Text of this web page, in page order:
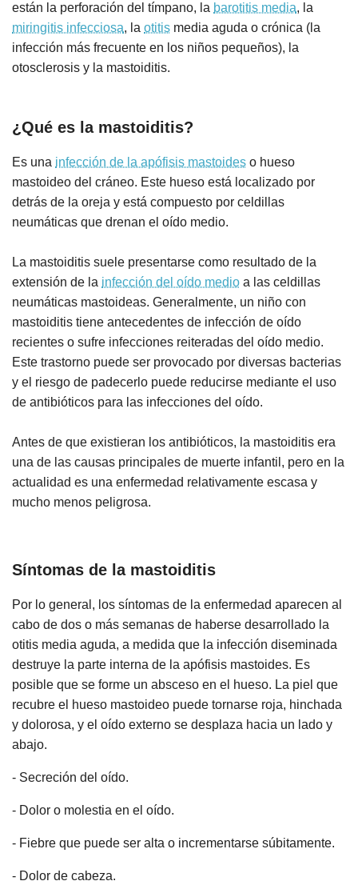
están la perforación del tímpano, la barotitis media, la
miringitis infecciosa, la otitis media aguda o crónica (la
infección más frecuente en los niños pequeños), la
otosclerosis y la mastoiditis.
¿Qué es la mastoiditis?
Es una infección de la apófisis mastoides o hueso
mastoideo del cráneo. Este hueso está localizado por
detrás de la oreja y está compuesto por celdillas
neumáticas que drenan el oído medio.
La mastoiditis suele presentarse como resultado de la
extensión de la infección del oído medio a las celdillas
neumáticas mastoideas. Generalmente, un niño con
mastoiditis tiene antecedentes de infección de oído
recientes o sufre infecciones reiteradas del oído medio.
Este trastorno puede ser provocado por diversas bacterias
y el riesgo de padecerlo puede reducirse mediante el uso
de antibióticos para las infecciones del oído.
Antes de que existieran los antibióticos, la mastoiditis era
una de las causas principales de muerte infantil, pero en la
actualidad es una enfermedad relativamente escasa y
mucho menos peligrosa.
Síntomas de la mastoiditis
Por lo general, los síntomas de la enfermedad aparecen al
cabo de dos o más semanas de haberse desarrollado la
otitis media aguda, a medida que la infección diseminada
destruye la parte interna de la apófisis mastoides. Es
posible que se forme un absceso en el hueso. La piel que
recubre el hueso mastoideo puede tornarse roja, hinchada
y dolorosa, y el oído externo se desplaza hacia un lado y
abajo.
- Secreción del oído.
- Dolor o molestia en el oído.
- Fiebre que puede ser alta o incrementarse súbitamente.
- Dolor de cabeza.